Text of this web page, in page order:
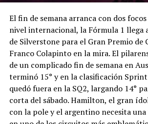
2025, que tendrá como escenario al
ubicado en Curvelo.
Sábado 16/08
9:00 Shakedown
10:40 1er Entrenamiento
2do Entrenamiento
Autódromo Provincia de Toay – La
Fecha del Campeonato 2026
Viernes 7/08
15:40Pilotos autorizados –
16:05 Shakedown – Top Race
16:30Shakedown – TC2000
16:55 Práctica Oficial 1 – Fórmula
17:30Práctica Oficial 1 – Top Race
7ª Fecha – Gran Premio San Juan
Viernes 31/07 (ya en curso)
10:00
Entrenamientos Clase 2 y Clase
15:30
Clasificaciones Clase 2 y Clase
Sábado 1/08
15:00Series TN Clase 3(El Nueve)
17:00 Series TN Clase 2(Motorplay)
El fin de semana arranca con dos
nivel internacional, la Fórmula 1
de Silverstone para el Gran Premio de
Franco Colapinto en la mira. El
de un complicado fin de semana en
terminó 15° y en la clasificación
quedó fuera en la SQ2, largando 14°
corta del sábado. Hamilton, el gran
con la pole y el argentino necesita